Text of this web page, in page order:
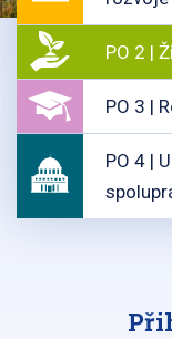
PO 2 |
PO 3 |
PO 4 |